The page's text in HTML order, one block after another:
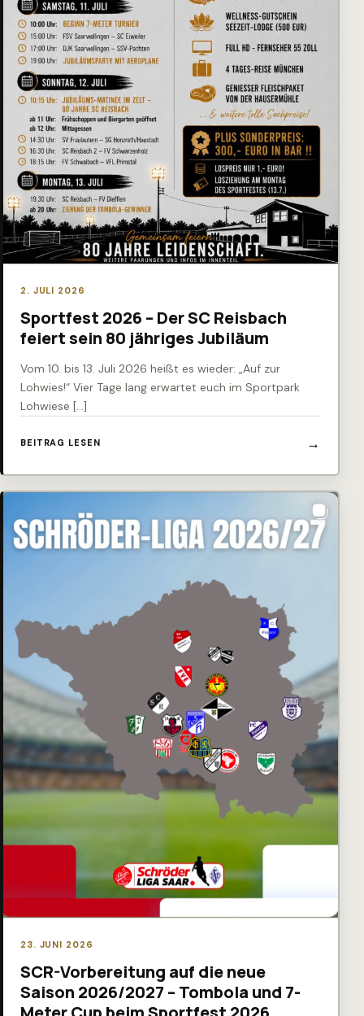
2. JULI 2026
Sportfest 2026 – Der SC Reisbach
feiert sein 80 jähriges Jubiläum
Vom 10. bis 13. Juli 2026 heißt es wieder: „Auf zur
Lohwies!“ Vier Tage lang erwartet euch im Sportpark
Lohwiese […]
BEITRAG LESEN
23. JUNI 2026
SCR-Vorbereitung auf die neue
Saison 2026/2027 – Tombola und 7-